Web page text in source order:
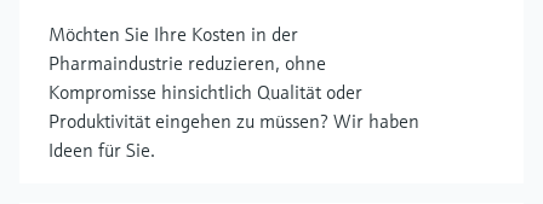
Möchten Sie Ihre Kosten in der
Pharmaindustrie reduzieren, ohne
Kompromisse hinsichtlich Qualität oder
Produktivität eingehen zu müssen? Wir haben
Ideen für Sie.